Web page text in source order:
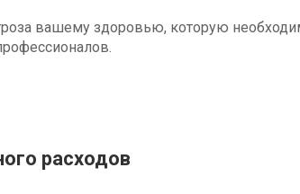
вашему здоровью, которую
расходов